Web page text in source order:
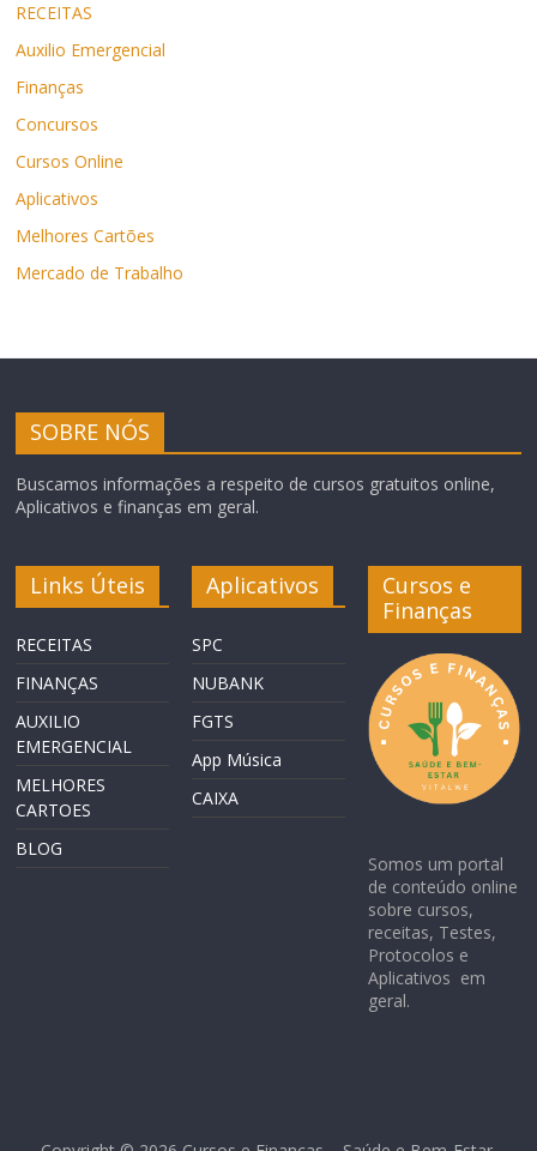
RECEITAS
Auxilio Emergencial
Finanças
Concursos
Cursos Online
Aplicativos
Melhores Cartões
Mercado de Trabalho
SOBRE NÓS
Buscamos informações a respeito de cursos gratuitos online,
Aplicativos e finanças em geral.
Links Úteis
RECEITAS
FINANÇAS
AUXILIO
EMERGENCIAL
MELHORES
CARTOES
BLOG
Aplicativos
SPC
NUBANK
FGTS
App Música
CAIXA
Cursos e
Finanças
Somos um portal
de conteúdo online
sobre cursos,
receitas, Testes,
Protocolos e
Aplicativos em
geral.